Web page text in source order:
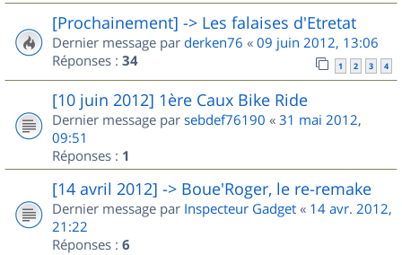
[Prochainement] -> Les falaises d'Etretat
Dernier message par derken76 « 09 juin 2012, 13:06
Réponses : 34 1 2 3 4
[10 juin 2012] 1ère Caux Bike Ride
Dernier message par sebdef76190 « 31 mai 2012,
09:51
Réponses : 1
[14 avril 2012] -> Boue'Roger, le re-remake
Dernier message par Inspecteur Gadget « 14 avr. 2012,
21:22
Réponses : 6